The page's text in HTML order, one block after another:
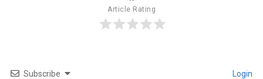
Article Rating
Subscribe Login